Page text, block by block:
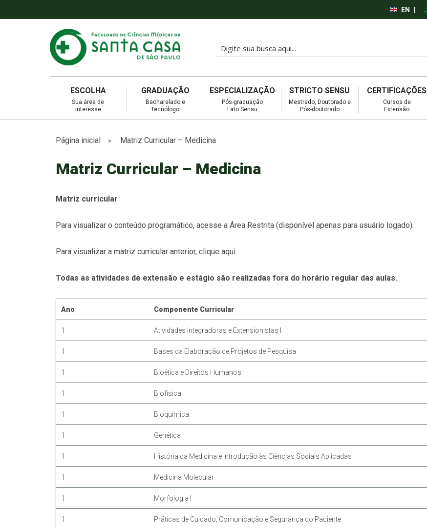
EN
ESCOLHA
Sua área de
interesse
GRADUAÇÃO
Bacharelado e
Tecnólogo
ESPECIALIZAÇÃO
Pós-graduação
Lato Sensu
STRICTO SENSU
Mestrado, Doutorado e
Pós-doutorado
CERTIFICAÇÕES
Cursos de
Extensão
Página inicial > Matriz Curricular – Medicina
Matriz Curricular – Medicina
Matriz curricular
Para visualizar o conteúdo programático, acesse a Área Restrita (disponível apenas para usuário logado).
Para visualizar a matriz curricular anterior, clique aqui.
Todas as atividades de extensão e estágio são realizadas fora do horário regular das aulas.
Ano Componente Curricular
1 Atividades Integradoras e Extensionistas I
1 Bases da Elaboração de Projetos de Pesquisa
1 Bioética e Direitos Humanos
1 Biofísica
1 Bioquímica
1 Genética
1 História da Medicina e Introdução às Ciências Sociais Aplicadas
1 Medicina Molecular
1 Morfologia I
1 Práticas de Cuidado, Comunicação e Segurança do Paciente